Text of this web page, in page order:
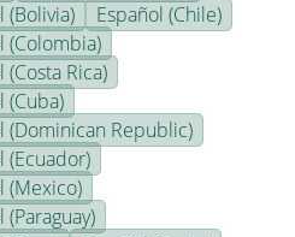
(Bolivia)
Español (Chile)
(Colombia)
(Costa Rica)
(Cuba)
(Dominican Republic)
(Ecuador)
(Mexico)
(Paraguay)